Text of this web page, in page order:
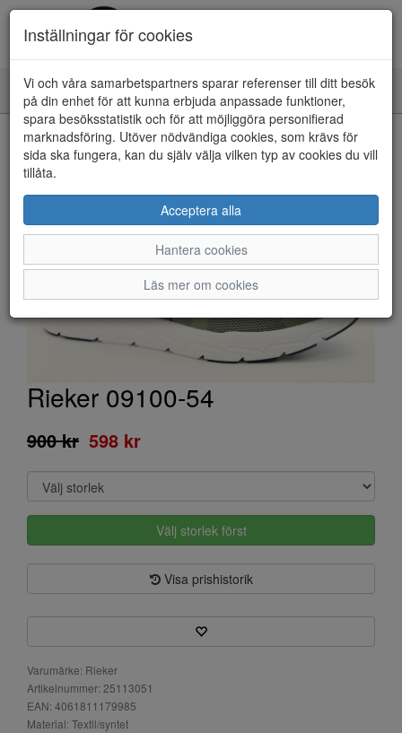
Toggle
navigation
HEM
Rieker 09100-54
900 kr 598 kr
Välj storlek först
Visa prishistorik
Varumärke: Rieker
Artikelnummer: 25113051
EAN: 4061811179985
Material: Textil/syntet
Inställningar för cookies
Vi och våra samarbetspartners sparar referenser till ditt besök
på din enhet för att kunna erbjuda anpassade funktioner,
spara besöksstatistik och för att möjliggöra personifierad
marknadsföring. Utöver nödvändiga cookies, som krävs för
sida ska fungera, kan du själv välja vilken typ av cookies du vill
tillåta.
Acceptera alla
Hantera cookies
Läs mer om cookies